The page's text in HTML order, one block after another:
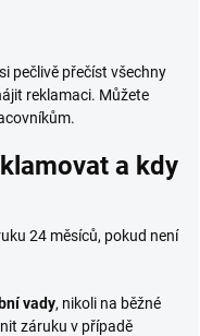
pečlivě přečíst všechny
reklamaci. Můžete
a kdy
24 měsíců, pokud není
vady, nikoli na běžné
záruku v případě